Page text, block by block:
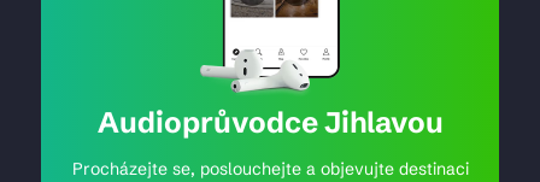
Audioprůvodce Jihlavou
Procházejte se, poslouchejte a objevujte destinaci